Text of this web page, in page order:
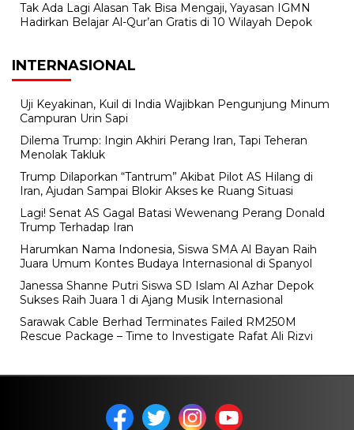
Tak Ada Lagi Alasan Tak Bisa Mengaji, Yayasan IGMN
Hadirkan Belajar Al-Qur’an Gratis di 10 Wilayah Depok
INTERNASIONAL
Uji Keyakinan, Kuil di India Wajibkan Pengunjung Minum
Campuran Urin Sapi
Dilema Trump: Ingin Akhiri Perang Iran, Tapi Teheran
Menolak Takluk
Trump Dilaporkan “Tantrum” Akibat Pilot AS Hilang di
Iran, Ajudan Sampai Blokir Akses ke Ruang Situasi
Lagi! Senat AS Gagal Batasi Wewenang Perang Donald
Trump Terhadap Iran
Harumkan Nama Indonesia, Siswa SMA Al Bayan Raih
Juara Umum Kontes Budaya Internasional di Spanyol
Janessa Shanne Putri Siswa SD Islam Al Azhar Depok
Sukses Raih Juara 1 di Ajang Musik Internasional
Sarawak Cable Berhad Terminates Failed RM250M
Rescue Package – Time to Investigate Rafat Ali Rizvi